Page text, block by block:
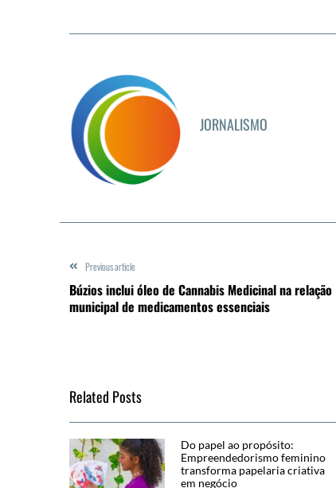
JORNALISMO
Previous article
Búzios inclui óleo de Cannabis Medicinal na relação
municipal de medicamentos essenciais
Related Posts
Do papel ao propósito:
Empreendedorismo feminino
transforma papelaria criativa
em negócio